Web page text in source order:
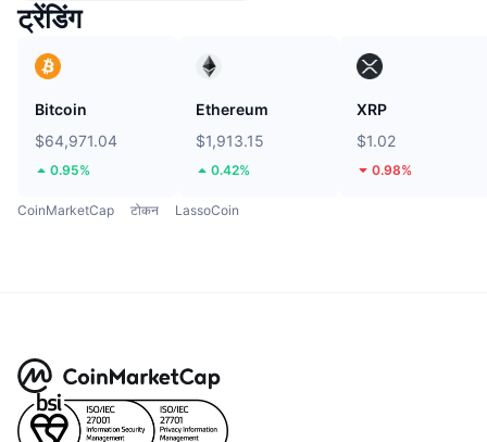
ट्रेंडिंग
Bitcoin
$64,971.04
0.95%
Ethereum
$1,913.15
0.42%
XRP
$1.02
0.98%
CoinMarketCap टोकन LassoCoin